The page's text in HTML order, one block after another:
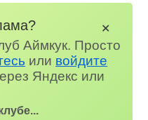
Аймкук. Просто
или войдите
Яндекс или
✕